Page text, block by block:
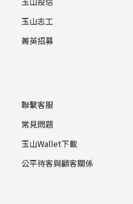
玉山志工
菁英招募
聯繫客服
常見問題
玉山Wallet下載
公平待客與顧客關係